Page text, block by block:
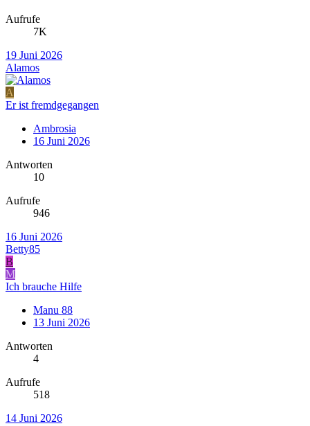
Aufrufe
7K
19 Juni 2026
Alamos
A
Er ist fremdgegangen
Ambrosia
16 Juni 2026
Antworten
10
Aufrufe
946
16 Juni 2026
Betty85
B
M
Ich brauche Hilfe
Manu 88
13 Juni 2026
Antworten
4
Aufrufe
518
14 Juni 2026